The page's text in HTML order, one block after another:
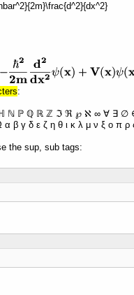
:
ℕ ℙ ℚ ℝ ℤ ℑ ℜ ℘ ℵ ∞ ∀ ∃ ∅
β γ δ ε ζ η θ ι κ λ μ ν ξ ο π
the sup, sub tags: